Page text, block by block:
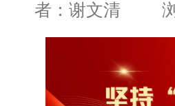
者：谢文清 浏